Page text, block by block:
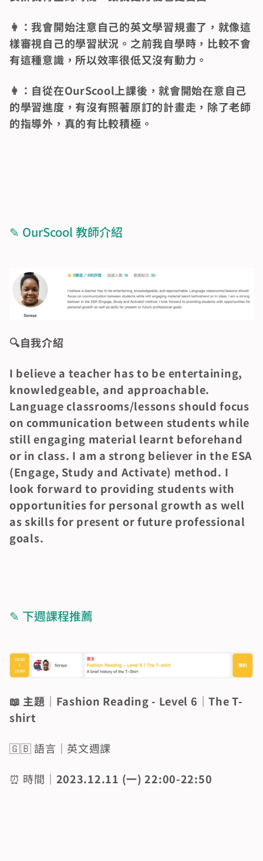
👩：我會開始注意自己的英文學習規畫了，就像這
樣審視自己的學習狀況。之前我自學時，比較不會
有這種意識，所以效率很低又沒有動力。
👩：自從在OurScool上課後，就會開始在意自己
的學習進度，有沒有照著原訂的計畫走，除了老師
的指導外，真的有比較積極。
✎ OurScool 教師介紹
🔍️自我介紹
I believe a teacher has to be entertaining,
knowledgeable, and approachable.
Language classrooms/lessons should focus
on communication between students while
still engaging material learnt beforehand
or in class. I am a strong believer in the ESA
(Engage, Study and Activate) method. I
look forward to providing students with
opportunities for personal growth as well
as skills for present or future professional
goals.
✎ 下週課程推薦
📖 主題｜Fashion Reading - Level 6｜The T-
shirt
🇬🇧 語言｜英文週課
⏰ 時間｜ 2023.12.11 (一) 22:00-22:50